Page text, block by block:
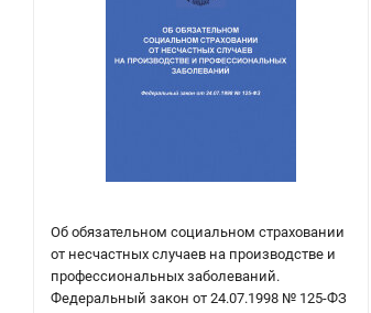
Об обязательном социальном страховании
от несчастных случаев на производстве и
профессиональных заболеваний.
Федеральный закон от 24.07.1998 № 125-ФЗ